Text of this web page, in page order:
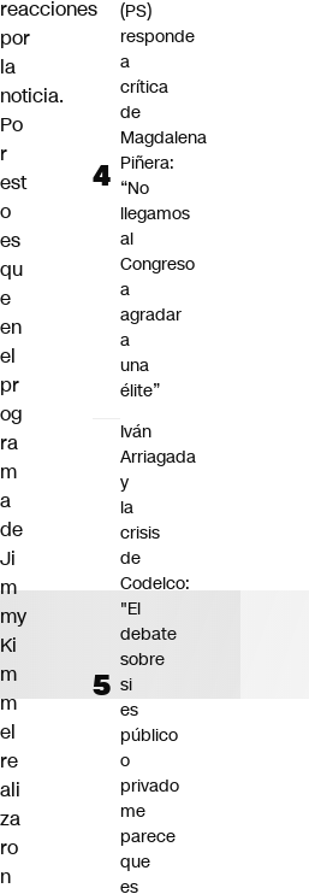
reacciones
por
la
noticia.
Po
r
est
o
es
qu
e
en
el
pr
og
ra
m
a
de
Ji
m
my
Ki
m
m
el
re
ali
za
ro
n
(PS)
responde
a
crítica
de
Magdalena
Piñera:
“No
llegamos
al
Congreso
a
agradar
a
una
élite”
Iván
Arriagada
y
la
crisis
de
Codelco:
"El
debate
sobre
si
es
público
o
privado
me
parece
que
es